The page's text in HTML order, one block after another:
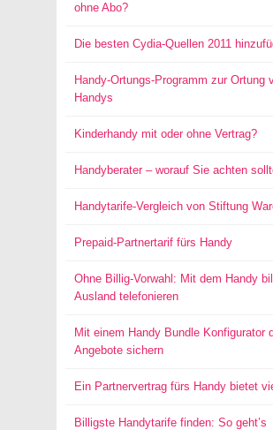
ohne Abo?
Die besten Cydia-Quellen 2011
Handy-Ortungs-Programm zur Ortung
Handys
Kinderhandy mit oder ohne Vertrag?
Handyberater – worauf Sie achten
Handytarife-Vergleich von Stiftung
Prepaid-Partnertarif fürs Handy
Ohne Billig-Vorwahl: Mit dem Handy
Ausland telefonieren
Mit einem Handy Bundle Konfigurator
Angebote sichern
Ein Partnervertrag fürs Handy bietet
Billigste Handytarife finden: So geht’s